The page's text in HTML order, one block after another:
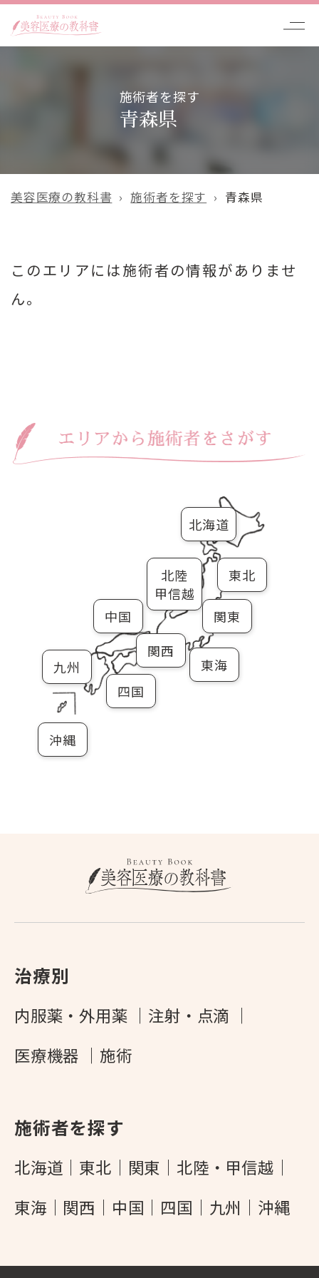
施術者を探す
青森県
美容医療の教科書 施術者を探す 青森県
このエリアには施術者の情報がありませ
ん。
北海道
東北
北陸
甲信越
関東
東海
関西
中国
四国
九州
沖縄
治療別
内服薬・外用薬
注射・点滴
医療機器
施術
施術者を探す
北海道 東北 関東
北陸・甲信越
東海
関西 中国 四国 九州 沖縄